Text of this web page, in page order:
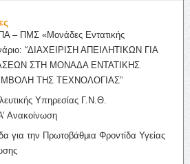
– ΠΜΣ «Μονάδες Εντατικής
“ΔΙΑΧΕΙΡΙΣΗ ΑΠΕΙΛΗΤΙΚΩΝ ΓΙΑ
ΣΤΗ ΜΟΝΑΔΑ ΕΝΤΑΤΙΚΗΣ
ΤΗΣ ΤΕΧΝΟΛΟΓΙΑΣ”
Υπηρεσίας Γ.Ν.Θ.
Ανακοίνωση
για την Πρωτοβάθμια Φροντίδα Υγείας